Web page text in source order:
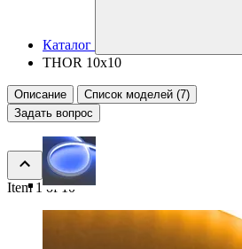
Каталог
THOR 10x10
Описание
Список моделей (7)
Задать вопрос
Item 1 of 10